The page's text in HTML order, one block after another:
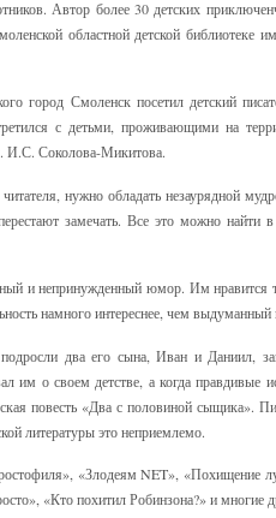
Автор более 30 детских
областной детской библиотеке
город Смоленск посетил детский
с детьми, проживающими на
И.С. Соколова-Микитова.
нужно обладать незаурядной
замечать. Все это можно найти
и непринужденный юмор. Им нравится
намного интереснее, чем
два его сына, Иван и Даниил,
им о своем детстве, а когда правдивые
повесть «Два с половиной сыщика».
литературы это неприемлемо.
«Злодеям NET», «Похищение
«Кто похитил Робинзона?» и многие